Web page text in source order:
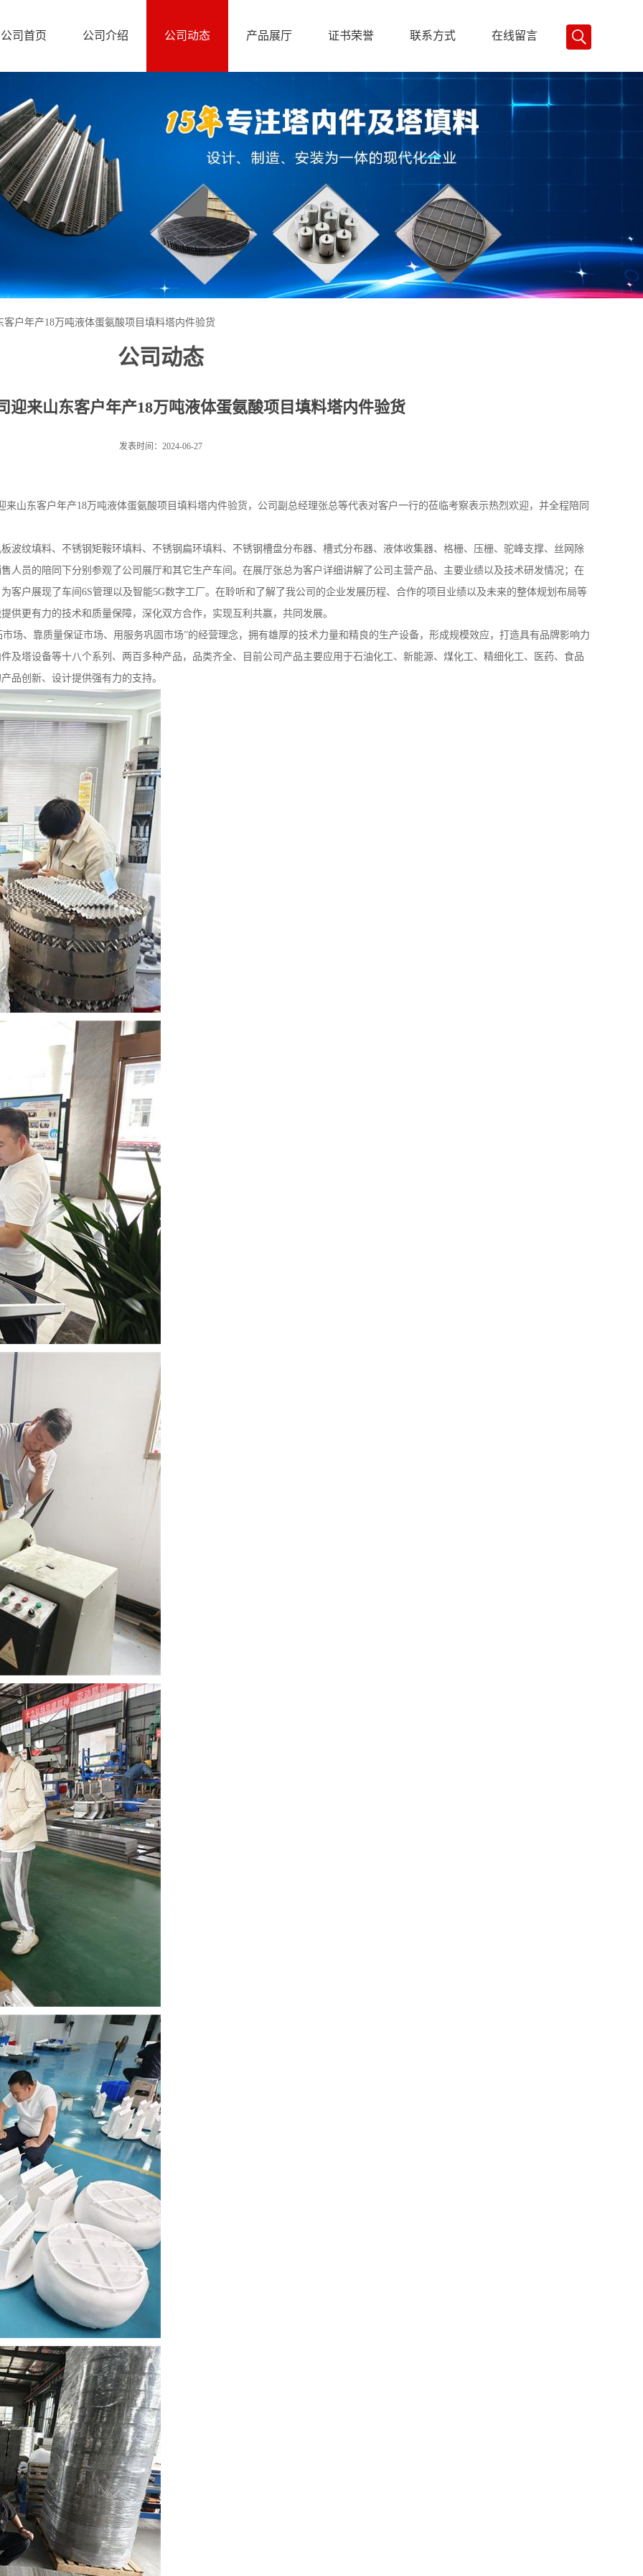
公司首页 公司介绍 公司动态 产品展厅 证书荣誉 联系方式 在线留言
客户年产18万吨液体蛋氨酸项目填料塔内件验货
公司动态
迎来山东客户年产18万吨液体蛋氨酸项目填料塔内件验货
发表时间：2024-06-27
东客户年产18万吨液体蛋氨酸项目填料塔内件验货，公司副总经理张总等代表对客户一行的莅临考察表示热烈欢迎，并全程陪同
波纹填料、不锈钢矩鞍环填料、不锈钢扁环填料、不锈钢槽盘分布器、槽式分布器、液体收集器、格栅、压栅、驼峰支撑、丝网除
人员的陪同下分别参观了公司展厅和其它生产车间。在展厅张总为客户详细讲解了公司主营产品、主要业绩以及技术研发情况；在
客户展现了车间 6S管理以及智能5G数字工厂。在聆听和了解了我公司的企业发展历程、合作的项目业绩以及未来的整体规划布局等
供更有力的技术和质量保障，深化双方合作，实现互利共赢，共同发展。
市场、靠质量保证市场、用服务巩固市场”的经营理念，拥有雄厚的技术力量和精良的生产设备，形成规模效应，打造具有品牌影响力
及塔设备等十八个系列、两百多种产品，品类齐全、目前公司产品主要应用于石油化工、新能源、煤化工、精细化工、医药、食品
品创新、设计提供强有力的支持。